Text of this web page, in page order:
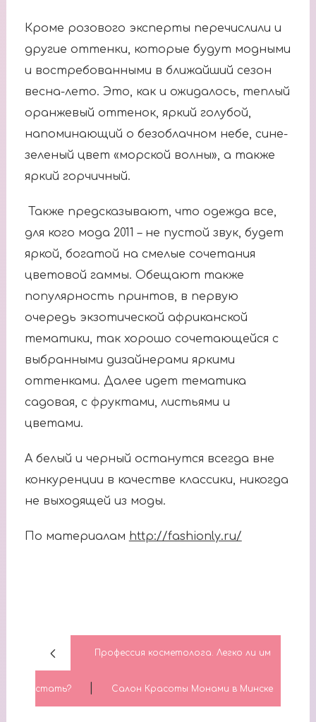
Кроме розового эксперты перечислили и
другие оттенки, которые будут модными
и востребованными в ближайший сезон
весна-лето. Это, как и ожидалось, теплый
оранжевый оттенок, яркий голубой,
напоминающий о безоблачном небе, сине-
зеленый цвет «морской волны», а также
яркий горчичный.
Также предсказывают, что одежда все,
для кого мода 2011 – не пустой звук, будет
яркой, богатой на смелые сочетания
цветовой гаммы. Обещают также
популярность принтов, в первую
очередь экзотической африканской
тематики, так хорошо сочетающейся с
выбранными дизайнерами яркими
оттенками. Далее идет тематика
садовая, с фруктами, листьями и
цветами.
А белый и черный останутся всегда вне
конкуренции в качестве классики, никогда
не выходящей из моды.
По материалам http://fashionly.ru/
Профессия косметолога. Легко ли им
стать? Салон Красоты Монами в Минске